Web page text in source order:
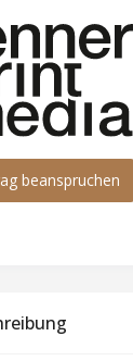
beanspruchen